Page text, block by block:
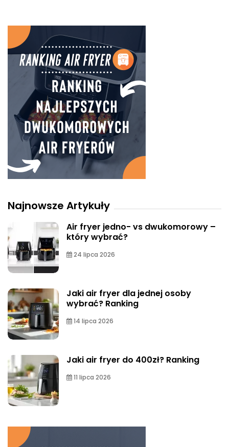
Najnowsze Artykuły
Air fryer jedno- vs dwukomorowy –
który wybrać?
24 lipca 2026
Jaki air fryer dla jednej osoby
wybrać? Ranking
14 lipca 2026
Jaki air fryer do 400zł? Ranking
11 lipca 2026